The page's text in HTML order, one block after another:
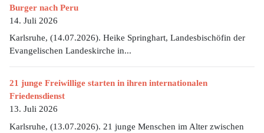
Burger nach Peru
14. Juli 2026
Karlsruhe, (14.07.2026). Heike Springhart, Landesbischöfin der
Evangelischen Landeskirche in...
21 junge Freiwillige starten in ihren internationalen
Friedensdienst
13. Juli 2026
Karlsruhe, (13.07.2026). 21 junge Menschen im Alter zwischen